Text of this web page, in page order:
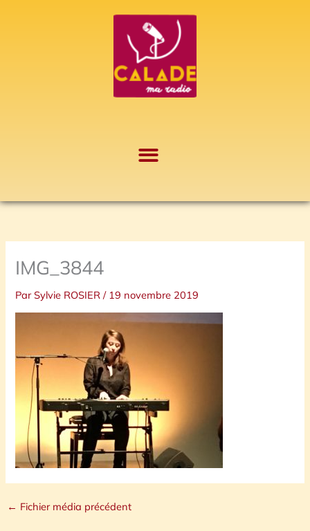
IMG_3844
ParSylvie ROSIER/ 19 novembre 2019
← Fichier média précédent